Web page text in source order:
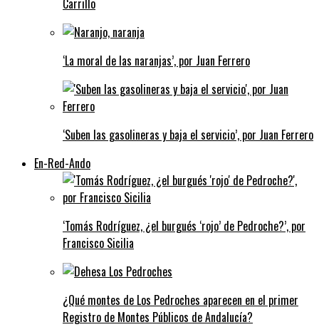
Carrillo
‘La moral de las naranjas’, por Juan Ferrero
‘Suben las gasolineras y baja el servicio’, por Juan Ferrero
En-Red-Ando
‘Tomás Rodríguez, ¿el burgués ‘rojo’ de Pedroche?’, por
Francisco Sicilia
¿Qué montes de Los Pedroches aparecen en el primer
Registro de Montes Públicos de Andalucía?